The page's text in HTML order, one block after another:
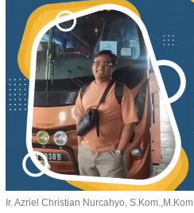
Ir. Azriel Christian Nurcahyo, S.Kom.,M.Kom